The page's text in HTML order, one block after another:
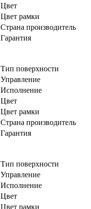
Цвет
Цвет рамки
Страна производитель
Гарантия
Тип поверхности
Управление
Исполнение
Цвет
Цвет рамки
Страна производитель
Гарантия
Тип поверхности
Управление
Исполнение
Цвет
Цвет рамки